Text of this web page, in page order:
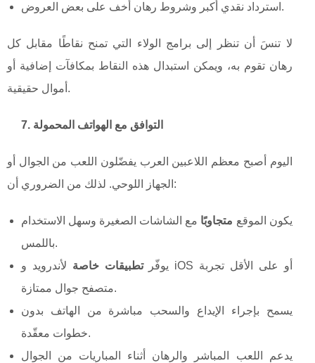
استرداد نقدي أكبر وشروط رهان أخف على بعض العروض.
لا تنسَ أن تنظر إلى برامج الولاء التي تمنح نقاطًا مقابل كل
رهان تقوم به، ويمكن استبدال هذه النقاط بمكافآت إضافية أو
أموال حقيقية.
7. التوافق مع الهواتف المحمولة
اليوم أصبح معظم اللاعبين العرب يفضّلون اللعب من الجوال أو
الجهاز اللوحي. لذلك من الضروري أن:
يكون الموقع متجاوبًا مع الشاشات الصغيرة وسهل الاستخدام
باللمس.
يوفّرتطبيقات خاصة لأندرويد و iOS أو على الأقل تجربة
متصفح جوال ممتازة.
يسمح بإجراء الإيداع والسحب مباشرة من الهاتف بدون
خطوات معقّدة.
يدعم اللعب المباشر والرهان أثناء المباريات من الجوال